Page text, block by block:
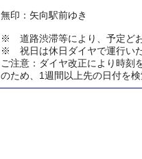
無印：矢向駅前ゆき
※ 道路渋滞等により、予定どお
※ 祝日は休日ダイヤで運行いた
ご注意：ダイヤ改正により時刻
のため、1週間以上先の日付を